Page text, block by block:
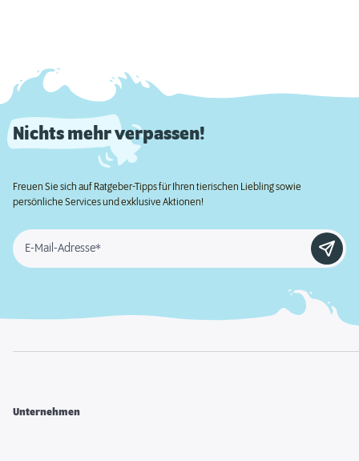
Nichts mehr verpassen!
Freuen Sie sich auf Ratgeber-Tipps für Ihren tierischen Liebling sowie
persönliche Services und exklusive Aktionen!
E-Mail-Adresse*
Unternehmen